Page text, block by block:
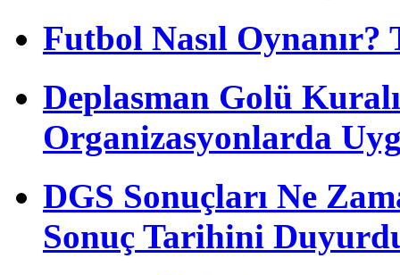
Futbol Nasıl
Deplasman Golü
Organizasyonlarda
DGS Sonuçları Ne
Sonuç Tarihini